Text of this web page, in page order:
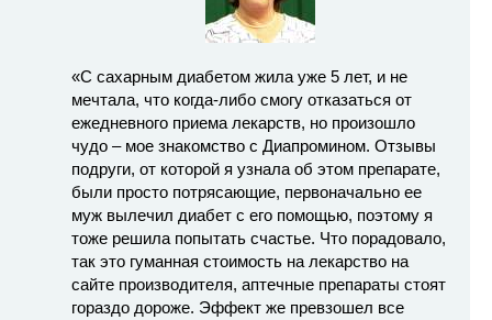
«С сахарным диабетом жила уже 5 лет, и не
мечтала, что когда-либо смогу отказаться от
ежедневного приема лекарств, но произошло
чудо – мое знакомство с Диапромином. Отзывы
подруги, от которой я узнала об этом препарате,
были просто потрясающие, первоначально ее
муж вылечил диабет с его помощью, поэтому я
тоже решила попытать счастье. Что порадовало,
так это гуманная стоимость на лекарство на
сайте производителя, аптечные препараты стоят
гораздо дороже. Эффект же превзошел все